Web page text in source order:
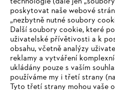
poskytovat naše webové
„nezbytně nutné soubory
Další soubory cookie, které
uživatelské přívětivosti a k
obsahu, včetně analýzy
reklamy a vytváření
ukládány pouze s vaším
používáme my i třetí strany
Tyto třetí strany mohou vaše